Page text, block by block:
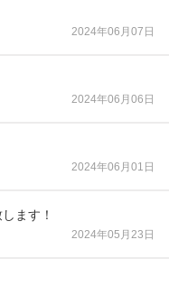
2024年06月07日
2024年06月06日
2024年06月01日
ます！
2024年05月23日